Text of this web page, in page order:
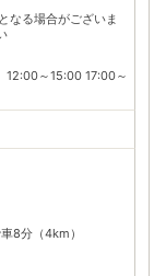
なる場合がございま
12:00～15:00 17:00～
8分（4km）